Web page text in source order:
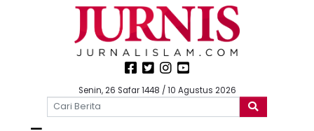
Senin, 26 Safar 1448 / 10 Agustus 2026